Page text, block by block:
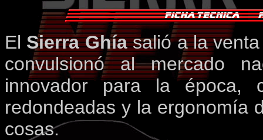
El Sierra Ghíasalió a la venta
convulsionó al mercado
innovador para la época,
redondeadas y la ergonomía
cosas.